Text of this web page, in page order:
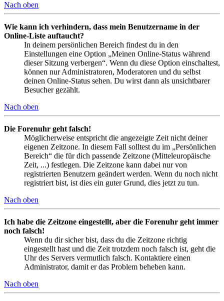
Nach oben
Wie kann ich verhindern, dass mein Benutzername in der
Online-Liste auftaucht?
In deinem persönlichen Bereich findest du in den
Einstellungen eine Option „Meinen Online-Status während
dieser Sitzung verbergen“. Wenn du diese Option einschaltest,
können nur Administratoren, Moderatoren und du selbst
deinen Online-Status sehen. Du wirst dann als unsichtbarer
Besucher gezählt.
Nach oben
Die Forenuhr geht falsch!
Möglicherweise entspricht die angezeigte Zeit nicht deiner
eigenen Zeitzone. In diesem Fall solltest du im „Persönlichen
Bereich“ die für dich passende Zeitzone (Mitteleuropäische
Zeit, ...) festlegen. Die Zeitzone kann dabei nur von
registrierten Benutzern geändert werden. Wenn du noch nicht
registriert bist, ist dies ein guter Grund, dies jetzt zu tun.
Nach oben
Ich habe die Zeitzone eingestellt, aber die Forenuhr geht immer
noch falsch!
Wenn du dir sicher bist, dass du die Zeitzone richtig
eingestellt hast und die Zeit trotzdem noch falsch ist, geht die
Uhr des Servers vermutlich falsch. Kontaktiere einen
Administrator, damit er das Problem beheben kann.
Nach oben